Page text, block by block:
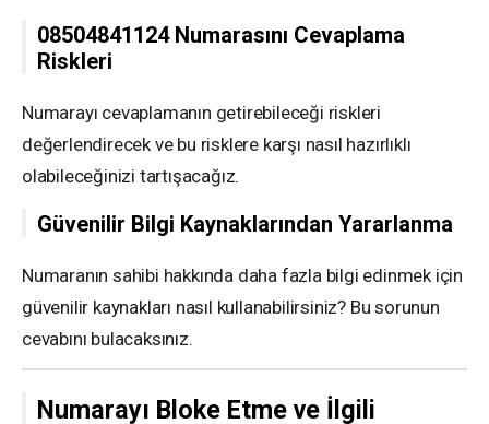
08504841124 Numarasını Cevaplama
Riskleri
Numarayı cevaplamanın getirebileceği riskleri
değerlendirecek ve bu risklere karşı nasıl hazırlıklı
olabileceğinizi tartışacağız.
Güvenilir Bilgi Kaynaklarından Yararlanma
Numaranın sahibi hakkında daha fazla bilgi edinmek için
güvenilir kaynakları nasıl kullanabilirsiniz? Bu sorunun
cevabını bulacaksınız.
Numarayı Bloke Etme ve İlgili